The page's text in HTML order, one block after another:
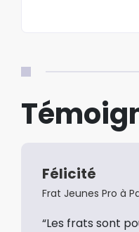
Félicité
Frat Jeunes Pro à
“Les frats sont